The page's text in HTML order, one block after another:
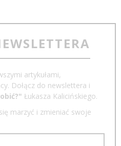
artykułami,
Dołącz do newslettera i
Łukasza Kalicińskiego.
marzyć i zmieniać swoje